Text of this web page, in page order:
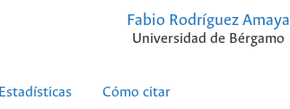
Fabio Rodríguez Amaya
Universidad de Bérgamo
Estadísticas Cómo citar